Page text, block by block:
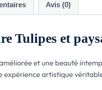
Avis (0)
Tulipes et